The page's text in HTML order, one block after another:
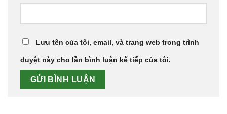
Lưu tên của tôi, email, và trang web trong trình
duyệt này cho lần bình luận kế tiếp của tôi.